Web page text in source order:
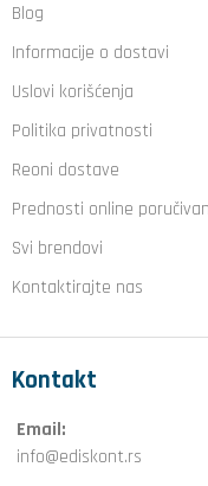
Blog
Informacije o dostavi
Uslovi korišćenja
Politika privatnosti
Reoni dostave
Prednosti online
Svi brendovi
Kontaktirajte nas
Kontakt
Email:
info@ediskont.rs